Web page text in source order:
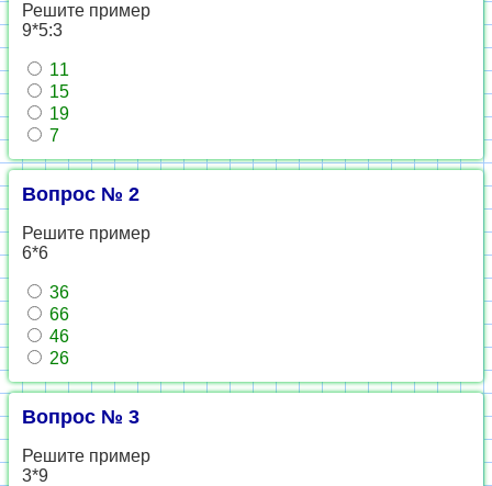
Решите пример
9*5:3
11
15
19
7
Вопрос № 2
Решите пример
6*6
36
66
46
26
Вопрос № 3
Решите пример
3*9